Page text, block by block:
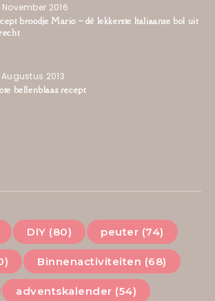
November 2016
broodje Mario – dé lekkerste Italiaanse bol uit
Augustus 2013
bellenblaas recept
DIY (80) peuter (74)
Binnenactiviteiten (68)
adventskalender (54)